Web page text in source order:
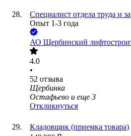
Специалист отдела труда и
Опыт 1-3 года
АО Щербинский
4.0
•
52 отзыва
Щербинка
Остафьево и еще 3
Откликнуться
Кладовщик (приемка товара)